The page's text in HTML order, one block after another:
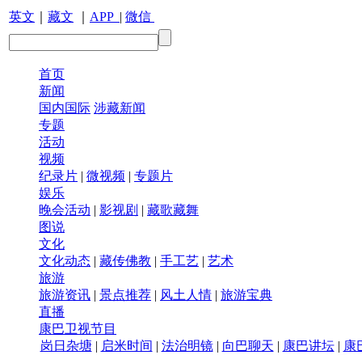
英文 藏文 APP | 微信
首页
新闻
国内国际 涉藏新闻
专题
活动
视频
纪录片 | 微视频 | 专题片
娱乐
晚会活动 | 影视剧 | 藏歌藏舞
图说
文化
文化动态 | 藏传佛教 | 手工艺 | 艺术
旅游
旅游资讯 | 景点推荐 | 风土人情 | 旅游宝典
直播
康巴卫视节目
岗日杂塘| 启米时间 | 法治明镜| 向巴聊天 | 康巴讲坛| 康